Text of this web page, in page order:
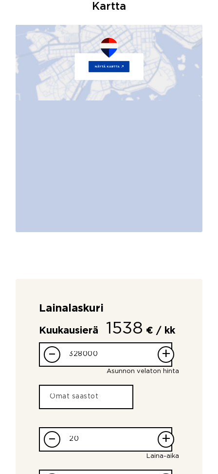
Kartta
Lainalaskuri
Kuukausierä 1538 € / kk
– +
Asunnon velaton hinta
– +
Laina-aika